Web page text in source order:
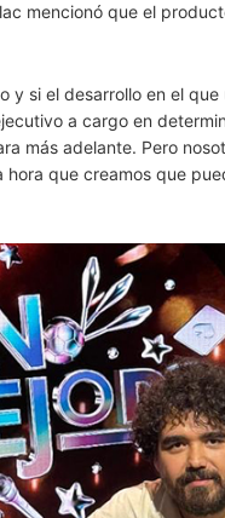
mencionó que el
y si el desarrollo en el
a cargo en
más adelante. Pero
que creamos que